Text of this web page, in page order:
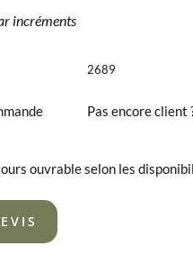
incréments
2689
Pas encore client
ouvrable selon les